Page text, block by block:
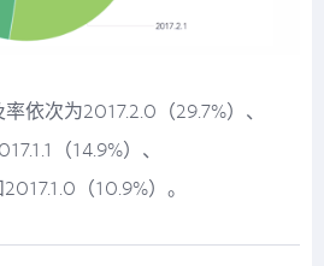
依次为2017.2.0（29.7%）、
（14.9%）、
（10.9%）。